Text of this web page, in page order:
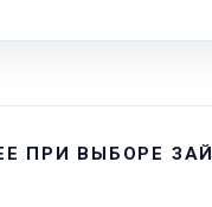
ПРИ ВЫБОРЕ